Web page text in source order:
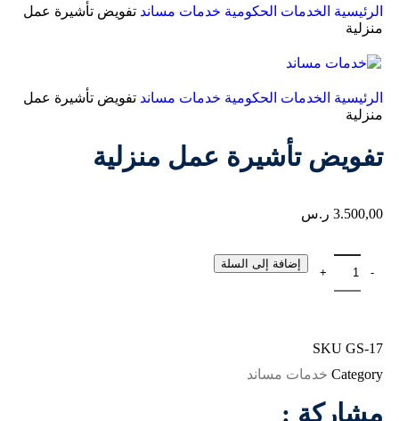
الرئيسية الخدمات الحكومية خدمات مساند تفويض تأشيرة عمل
منزلية
الرئيسية الخدمات الحكومية خدمات مساند تفويض تأشيرة عمل
منزلية
تفويض تأشيرة عمل منزلية
3.500,00 ر.س
إضافة إلى السلة
SKU GS-17
Category خدمات مساند
مشاركة :